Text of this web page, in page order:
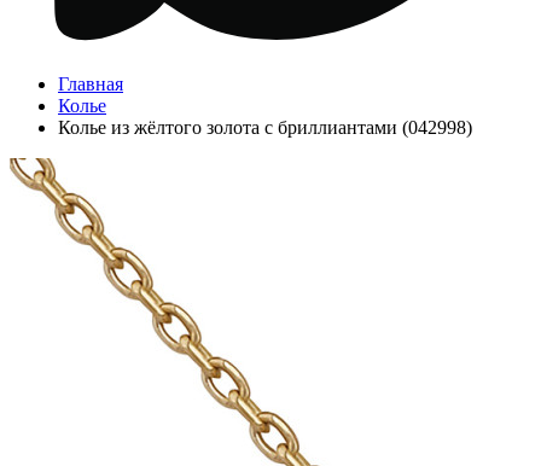
Главная
Колье
Колье из жёлтого золота с бриллиантами (042998)